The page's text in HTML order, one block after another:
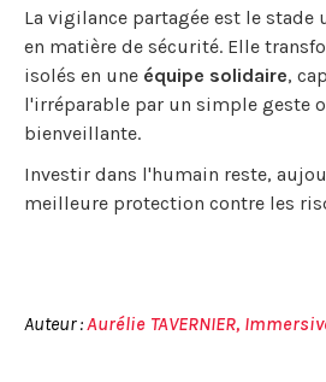
La vigilance partagée est le
en matière de sécurité. Elle
isolés en une équipe solidaire,
l'irréparable par un simple geste
bienveillante.
Investir dans l'humain reste,
meilleure protection contre les
Auteur :Aurélie TAVERNIER,